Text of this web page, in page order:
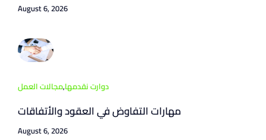
August 6, 2026
دوارت نقدمها,مجالات العمل
مهارات التفاوض في العقود والأتفاقات
August 6, 2026